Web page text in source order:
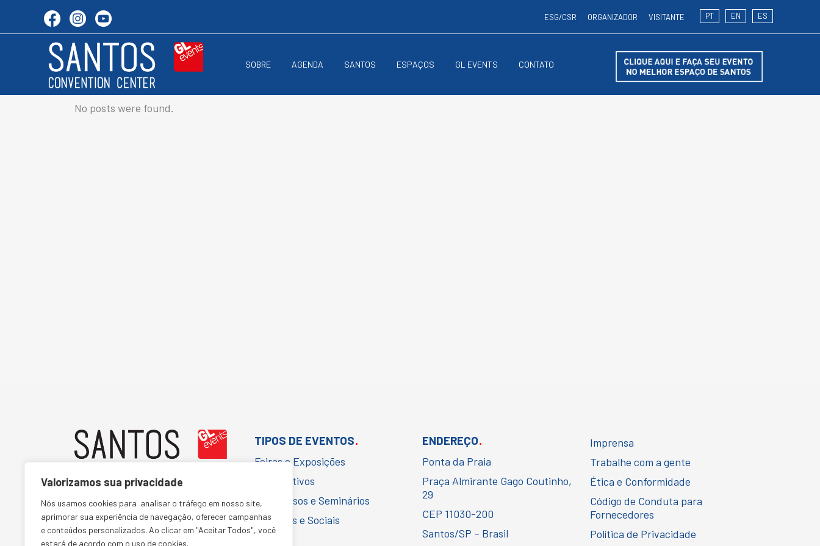
Valorizamos sua privacidade
Nós usamos cookies para analisar o tráfego em nosso site,
aprimorar sua experiência de navegação, oferecer campanhas
e conteúdos personalizados. Ao clicar em "Aceitar Todos", você
estará de acordo com o uso de cookies.
ESG/CSR ORGANIZADOR VISITANTE ES
EN
PT
SOBRE AGENDA SANTOS ESPAÇOS GL EVENTS CONTATO
No posts were found.
(11) 5067-1652
comercialsantos@glbr.com.br
TIPOS DE EVENTOS.
Feiras e Exposições
Corporativos
Congressos e Seminários
Culturais e Sociais
ENDEREÇO.
Ponta da Praia
Praça Almirante Gago Coutinho,
29
CEP 11030-200
Santos/SP – Brasil
Imprensa
Trabalhe com a gente
Ética e Conformidade
Código de Conduta para
Fornecedores
Política de Privacidade